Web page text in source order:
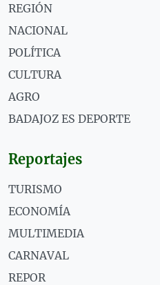
REGIÓN
NACIONAL
POLÍTICA
CULTURA
AGRO
BADAJOZ ES DEPORTE
Reportajes
TURISMO
ECONOMÍA
MULTIMEDIA
CARNAVAL
REPOR